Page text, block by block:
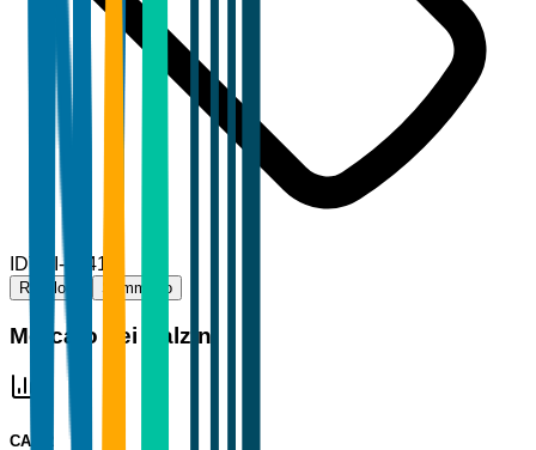
IDTBI-80415
Riepilogo Sommario
Mercato dei Calzini
CAGR